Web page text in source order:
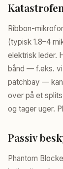
Ribbon-
(typisk 1.8–4
elektrisk leder.
bånd — f.eks.
patchbay —
over på et
og tager uger.
Passiv
Phantom